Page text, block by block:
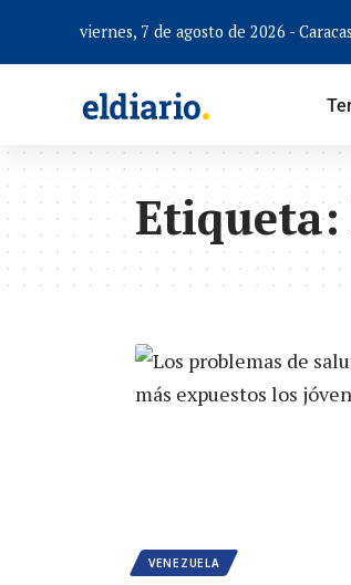
viernes, 7 de agosto de 2026 - Caracas
Etiqueta:
VENEZUELA